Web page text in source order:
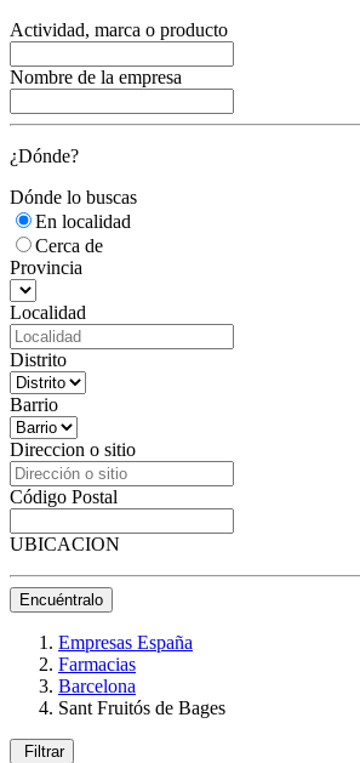
Actividad, marca o producto
Nombre de la empresa
¿Dónde?
Dónde lo buscas
En localidad
Cerca de
Provincia
Localidad
Distrito
Barrio
Direccion o sitio
Código Postal
UBICACION
Encuéntralo
Empresas España
Farmacias
Barcelona
Sant Fruitós de Bages
Filtrar